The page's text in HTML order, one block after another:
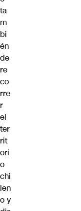
ta
m
bi
én
de
re
co
rre
r
el
ter
rit
ori
o
chi
len
o y